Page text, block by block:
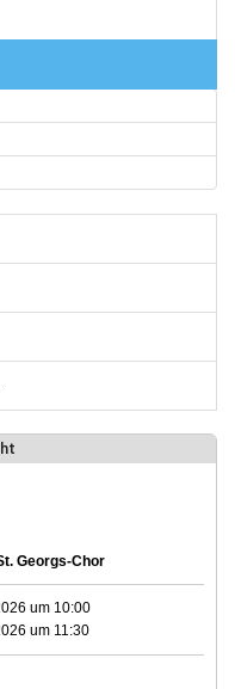
Georgs-Chor
um 10:00
um 11:30